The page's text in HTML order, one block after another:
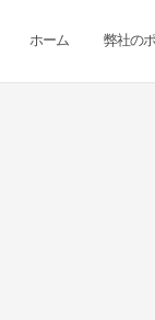
ホーム 弊社の